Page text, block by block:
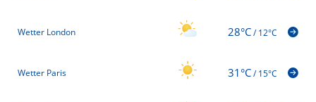
Wetter London 28°C/12°C
Wetter Paris 31°C/15°C